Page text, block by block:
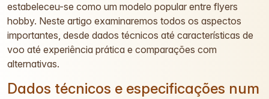
estabeleceu-se como um modelo popular entre flyers
hobby. Neste artigo examinaremos todos os aspectos
importantes, desde dados técnicos até características de
voo até experiência prática e comparações com
alternativas.
Dados técnicos e especificações num